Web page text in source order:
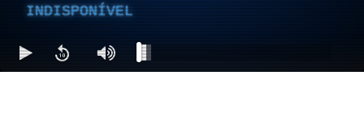
INDISPONÍVEL